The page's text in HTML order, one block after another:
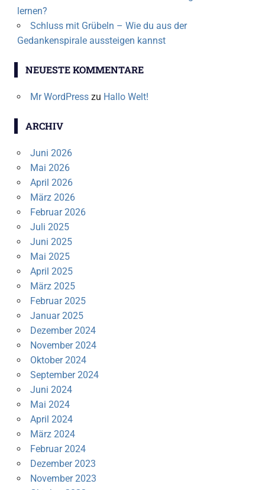
lernen?
Schluss mit Grübeln – Wie du aus der
Gedankenspirale aussteigen kannst
NEUESTE KOMMENTARE
Mr WordPresszu Hallo Welt!
ARCHIV
Juni 2026
Mai 2026
April 2026
März 2026
Februar 2026
Juli 2025
Juni 2025
Mai 2025
April 2025
März 2025
Februar 2025
Januar 2025
Dezember 2024
November 2024
Oktober 2024
September 2024
Juni 2024
Mai 2024
April 2024
März 2024
Februar 2024
Dezember 2023
November 2023